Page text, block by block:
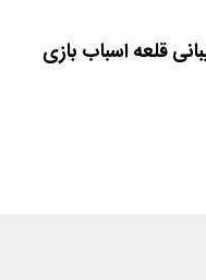
قلعه اسباب بازی